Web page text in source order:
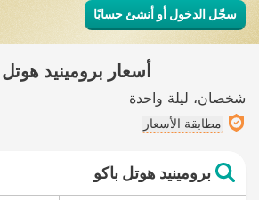
سجّل الدخول أو أنشئ حسابًا
أسعار برومينيد هوتل
شخصان ليلة واحدة
مطابقة الأسعار
برومينيد هوتل باكو